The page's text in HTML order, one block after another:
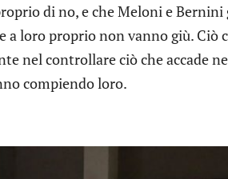
di no, e che Meloni e Bernini
loro proprio non vanno giù. Ciò
nel controllare ciò che accade
compiendo loro.